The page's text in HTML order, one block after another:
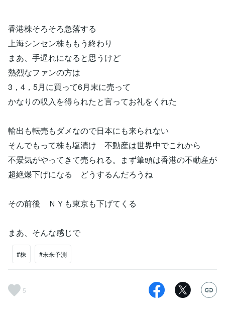
香港株そろそろ急落する
上海シンセン株ももう終わり
まあ、手遅れになると思うけど
熱烈なファンの方は
3，4，5月に買って6月末に売って
かなりの収入を得られたと言ってお礼をくれた
輸出も転売もダメなので日本にも来られない
そんでもって株も塩漬け 不動産は世界中でこれから
不景気がやってきて売られる。まず筆頭は香港の不動産が
超絶爆下げになる どうするんだろうね
その前後 ＮＹも東京も下げてくる
まあ、そんな感じで
#株 #未来予測
5